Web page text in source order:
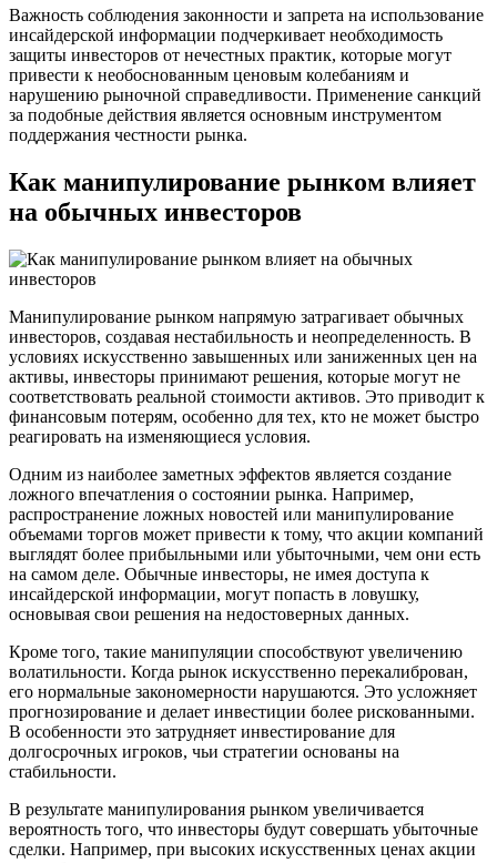
Важность соблюдения законности и запрета на использование
инсайдерской информации подчеркивает необходимость
защиты инвесторов от нечестных практик, которые могут
привести к необоснованным ценовым колебаниям и
нарушению рыночной справедливости. Применение санкций
за подобные действия является основным инструментом
поддержания честности рынка.
Как манипулирование рынком влияет
на обычных инвесторов
Манипулирование рынком напрямую затрагивает обычных
инвесторов, создавая нестабильность и неопределенность. В
условиях искусственно завышенных или заниженных цен на
активы, инвесторы принимают решения, которые могут не
соответствовать реальной стоимости активов. Это приводит к
финансовым потерям, особенно для тех, кто не может быстро
реагировать на изменяющиеся условия.
Одним из наиболее заметных эффектов является создание
ложного впечатления о состоянии рынка. Например,
распространение ложных новостей или манипулирование
объемами торгов может привести к тому, что акции компаний
выглядят более прибыльными или убыточными, чем они есть
на самом деле. Обычные инвесторы, не имея доступа к
инсайдерской информации, могут попасть в ловушку,
основывая свои решения на недостоверных данных.
Кроме того, такие манипуляции способствуют увеличению
волатильности. Когда рынок искусственно перекалиброван,
его нормальные закономерности нарушаются. Это усложняет
прогнозирование и делает инвестиции более рискованными.
В особенности это затрудняет инвестирование для
долгосрочных игроков, чьи стратегии основаны на
стабильности.
В результате манипулирования рынком увеличивается
вероятность того, что инвесторы будут совершать убыточные
сделки. Например, при высоких искусственных ценах акции